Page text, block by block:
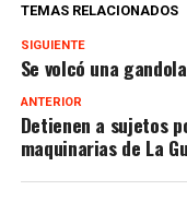
TEMAS RELACIONADOS
SIGUIENTE
Se volcó una
ANTERIOR
Detienen a sujetos
maquinarias de La